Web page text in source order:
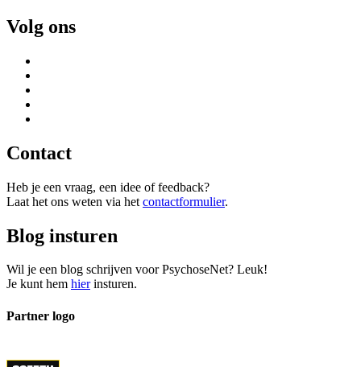
Volg ons
Contact
Heb je een vraag, een idee of feedback?
Laat het ons weten via het contactformulier.
Blog insturen
Wil je een blog schrijven voor PsychoseNet? Leuk!
Je kunt hem hierinsturen.
Partner logo